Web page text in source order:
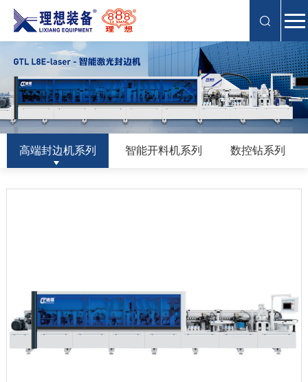
高端封边机系列 智能开料机系列 数控钻系列